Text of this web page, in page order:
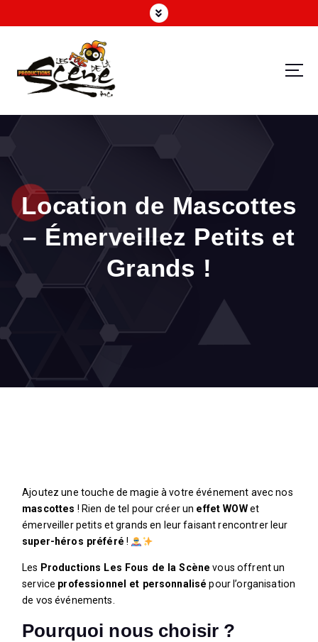
Un service professionnel et personnalisé pour l’organisation de vos événements
Location de Mascottes
– Émerveillez Petits et
Grands !
Ajoutez une touche de magie à votre événement avec nos
mascottes ! Rien de tel pour créer un effet WOWet
émerveiller petits et grands en leur faisant rencontrer leur
super-héros préféré !
Les Productions Les Fous de la Scène vous offrent un
service professionnel et personnalisé pour l’organisation
de vos événements.
Pourquoi nous choisir ?